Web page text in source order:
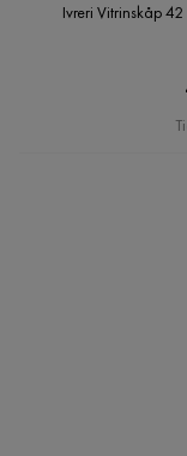
Ivreri Vitrinskåp